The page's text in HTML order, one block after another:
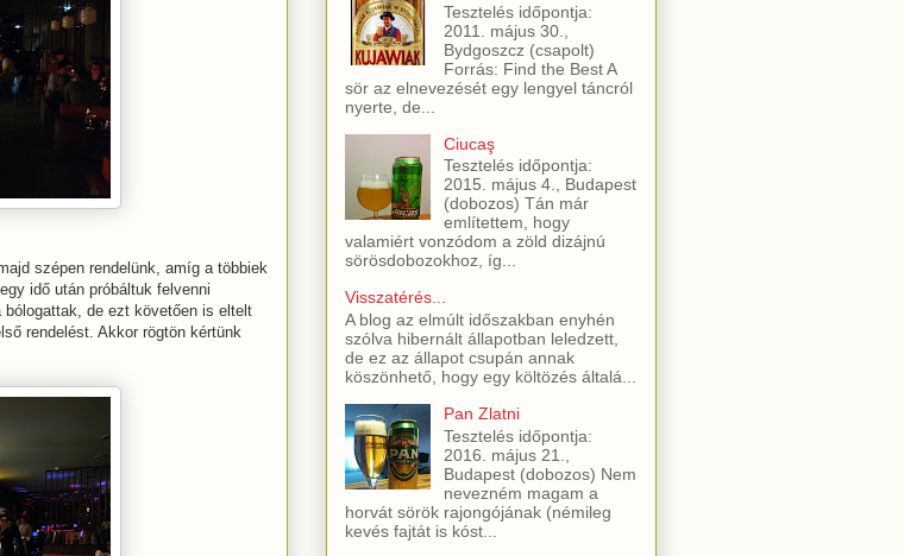
szépen rendelünk, amíg a többiek
idő után próbáltuk felvenni
de ezt követően is eltelt
rendelést. Akkor rögtön kértünk
Tesztelés időpontja:
2011. május 30.,
Bydgoszcz (csapolt)
Forrás: Find the Best A
sör az elnevezését egy lengyel táncról
nyerte, de...
Ciucaş
Tesztelés időpontja:
2015. május 4., Budapest
(dobozos) Tán már
említettem, hogy
valamiért vonzódom a zöld dizájnú
sörösdobozokhoz, íg...
Visszatérés...
A blog az elmúlt időszakban enyhén
szólva hibernált állapotban leledzett,
de ez az állapot csupán annak
köszönhető, hogy egy költözés általá...
Pan Zlatni
Tesztelés időpontja:
2016. május 21.,
Budapest (dobozos) Nem
nevezném magam a
horvát sörök rajongójának (némileg
kevés fajtát is kóst...